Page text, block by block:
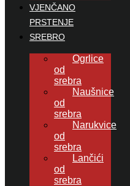
VJENČANO
PRSTENJE
SREBRO
Ogrlice
od
srebra
Naušnice
od
srebra
Narukvice
od
srebra
Lančići
od
srebra